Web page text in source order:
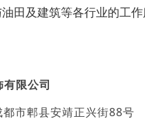
田及建筑等各行业的工
限公司
都市郫县安靖正兴街88号